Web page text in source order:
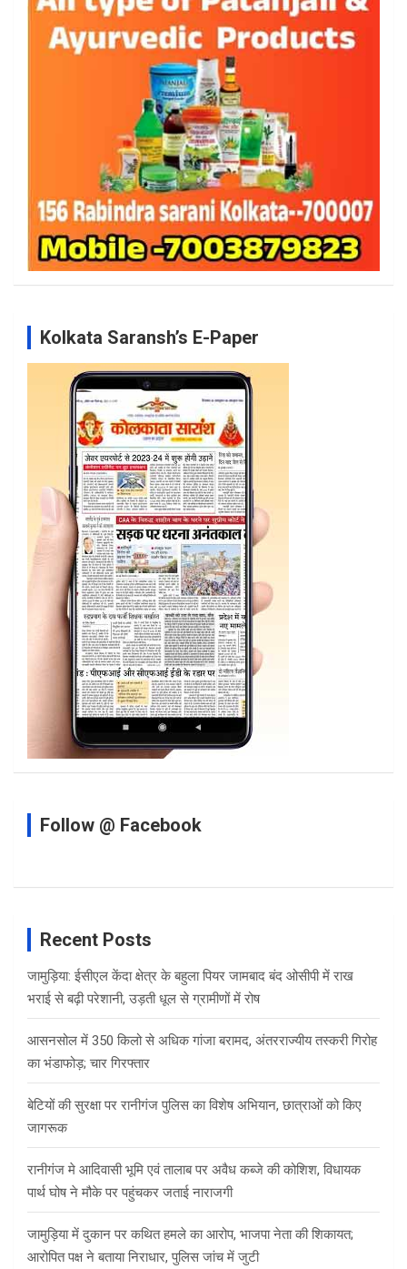
Kolkata Saransh’s E-Paper
Follow @ Facebook
Recent Posts
जामुड़िया: ईसीएल केंदा क्षेत्र के बहुला पियर जामबाद बंद ओसीपी में राख
भराई से बढ़ी परेशानी, उड़ती धूल से ग्रामीणों में रोष
आसनसोल में 350 किलो से अधिक गांजा बरामद, अंतरराज्यीय तस्करी गिरोह
का भंडाफोड़; चार गिरफ्तार
बेटियों की सुरक्षा पर रानीगंज पुलिस का विशेष अभियान, छात्राओं को किए
जागरूक
रानीगंज मे आदिवासी भूमि एवं तालाब पर अवैध कब्जे की कोशिश, विधायक
पार्थ घोष ने मौके पर पहुंचकर जताई नाराजगी
जामुड़िया में दुकान पर कथित हमले का आरोप, भाजपा नेता की शिकायत;
आरोपित पक्ष ने बताया निराधार, पुलिस जांच में जुटी